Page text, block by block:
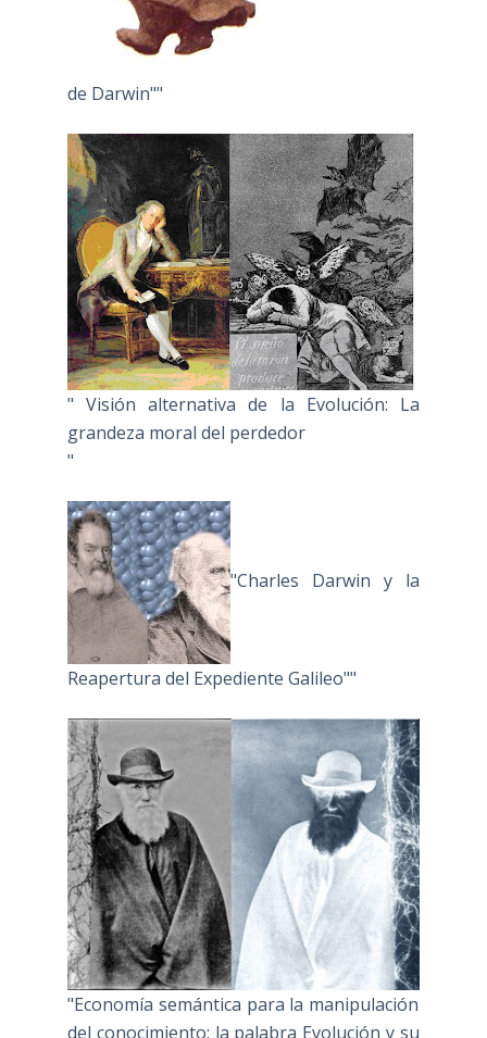
de Darwin""
" Visión alternativa de la Evolución: La
grandeza moral del perdedor
"
"Charles Darwin y la
Reapertura del Expediente Galileo""
"Economía semántica para la manipulación
del conocimiento: la palabra Evolución y su